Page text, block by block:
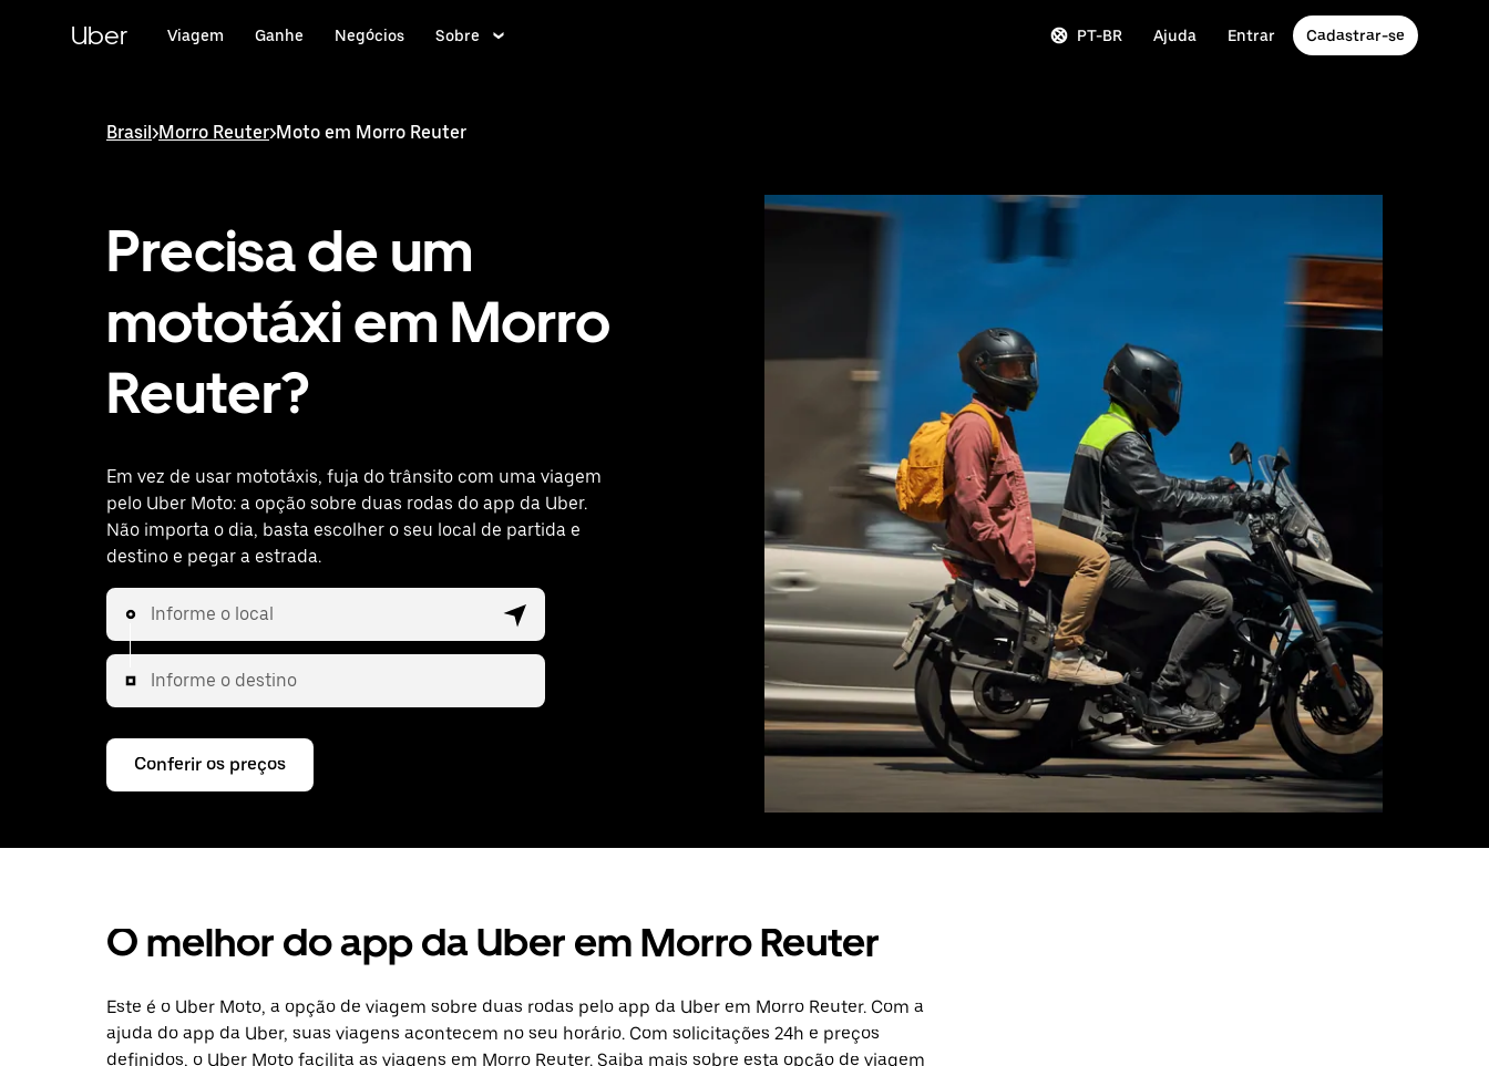
Uber Viagem Ganhe Negócios Sobre PT-BR Ajuda Entrar Cadastrar-se
Brasil>Morro Reuter>Moto em Morro Reuter
Precisa de um
mototáxi em Morro
Reuter?
Em vez de usar mototáxis, fuja do trânsito com uma viagem
pelo Uber Moto: a opção sobre duas rodas do app da Uber.
Não importa o dia, basta escolher o seu local de partida e
destino e pegar a estrada.
Informe o local
Informe o destino
Conferir os preços
O melhor do app da Uber em Morro Reuter
Este é o Uber Moto, a opção de viagem sobre duas rodas pelo app da Uber em Morro Reuter. Com a
ajuda do app da Uber, suas viagens acontecem no seu horário. Com solicitações 24h e preços
definidos, o Uber Moto facilita as viagens em Morro Reuter. Saiba mais sobre esta opção de viagem